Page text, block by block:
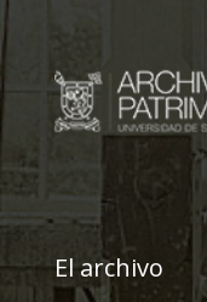
El archivo